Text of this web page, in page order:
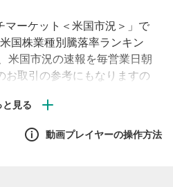
マーケット＜米国市況＞」で
国株業種別騰落率ランキン
米国市況の速報を毎営業日朝
お取引の参考にもなりますの
動画プレイヤーの操作方法